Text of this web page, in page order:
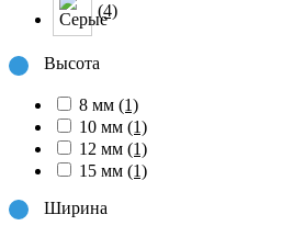
(4)
Высота
8 мм (1)
10 мм (1)
12 мм (1)
15 мм (1)
Ширина